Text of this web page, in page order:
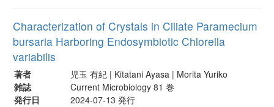
Characterization of Crystals in Ciliate Paramecium
bursaria Harboring Endosymbiotic Chlorella
variabilis
著者
児玉 有紀 | Kitatani Ayasa | Morita Yuriko
雑誌
Current Microbiology 81 巻
発行日
2024-07-13 発行